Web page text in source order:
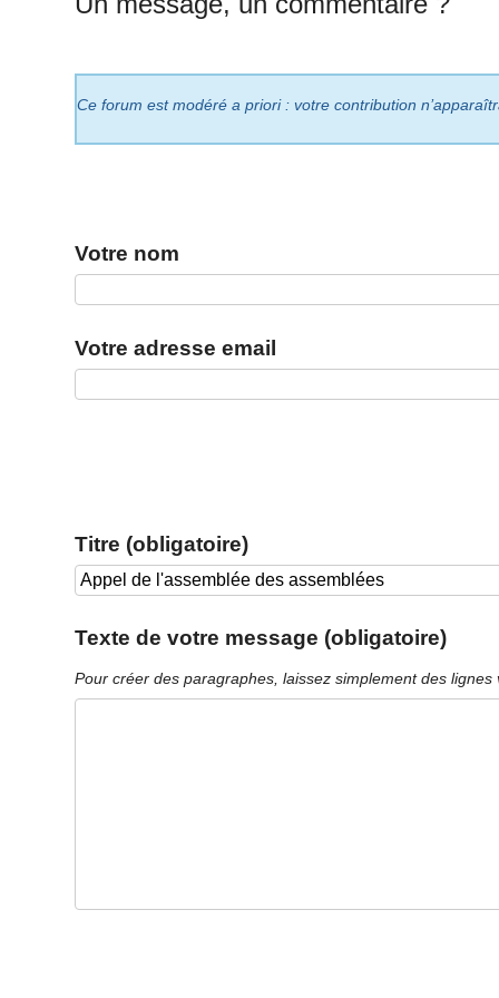
Ce forum est modéré a priori : votre contribution
Votre nom
Votre adresse email
Titre (obligatoire)
Texte de votre message (obligatoire)
Pour créer des paragraphes, laissez simplement des lignes